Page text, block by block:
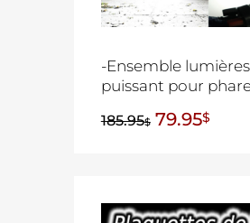
-Ensemble
puissant pour
185.95$ 79.95$